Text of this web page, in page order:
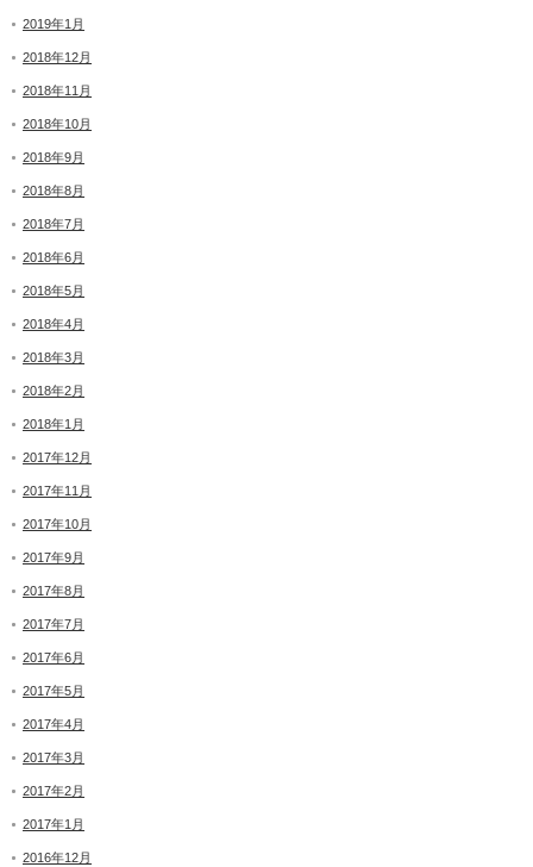
2019年1月
2018年12月
2018年11月
2018年10月
2018年9月
2018年8月
2018年7月
2018年6月
2018年5月
2018年4月
2018年3月
2018年2月
2018年1月
2017年12月
2017年11月
2017年10月
2017年9月
2017年8月
2017年7月
2017年6月
2017年5月
2017年4月
2017年3月
2017年2月
2017年1月
2016年12月